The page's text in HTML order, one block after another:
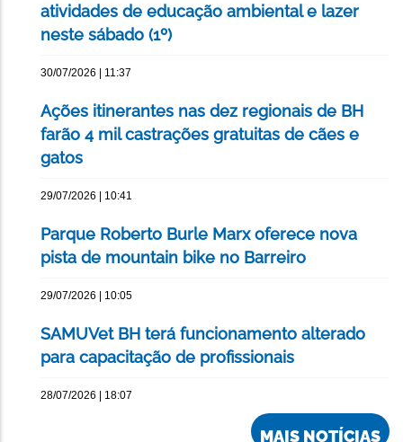
atividades de educação ambiental e lazer
neste sábado (1º)
30/07/2026 | 11:37
Ações itinerantes nas dez regionais de BH
farão 4 mil castrações gratuitas de cães e
gatos
29/07/2026 | 10:41
Parque Roberto Burle Marx oferece nova
pista de mountain bike no Barreiro
29/07/2026 | 10:05
SAMUVet BH terá funcionamento alterado
para capacitação de profissionais
28/07/2026 | 18:07
MAIS NOTÍCIAS